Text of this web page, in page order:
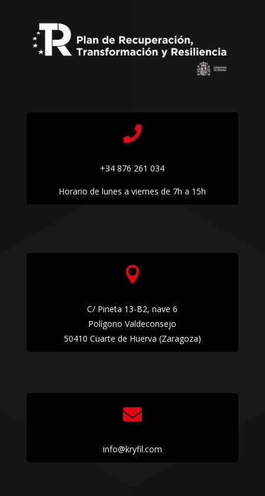

+34 876 261 034
Horario de lunes a viernes de 7h a 15h

C/ Pineta 13-B2, nave 6
Polígono Valdeconsejo
50410 Cuarte de Huerva (Zaragoza)

info@kryfil.com